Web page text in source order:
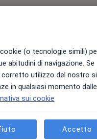
(o tecnologie simili)
abitudini di navigazione. Se
utilizzo del nostro
in qualsiasi momento dalle
sui cookie
Accetto